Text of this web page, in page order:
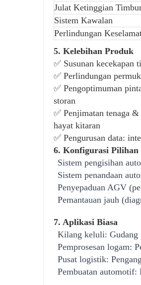
Julat Ketinggian
Sistem Kawalan
Perlindungan
5. Kelebihan Produk
✅ Susunan kecekapan
✅ Perlindungan
✅ Pengoptimuman
storan
✅ Penjimatan tenaga
hayat kitaran
✅ Pengurusan data:
6. Konfigurasi Pilihan
Sistem pengisihan
Sistem penandaan
Penyepaduan AGV
Pemantauan jauh
7. Aplikasi Biasa
Kilang keluli: Gudang
Pemprosesan logam:
Pusat logistik:
Pembuatan automotif: